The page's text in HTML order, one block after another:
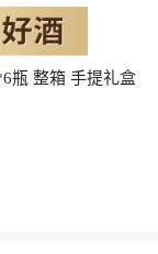
瓶 整箱 手提礼盒
信赖
损包赔